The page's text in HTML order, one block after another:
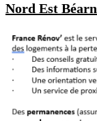
Nord Est Béarn